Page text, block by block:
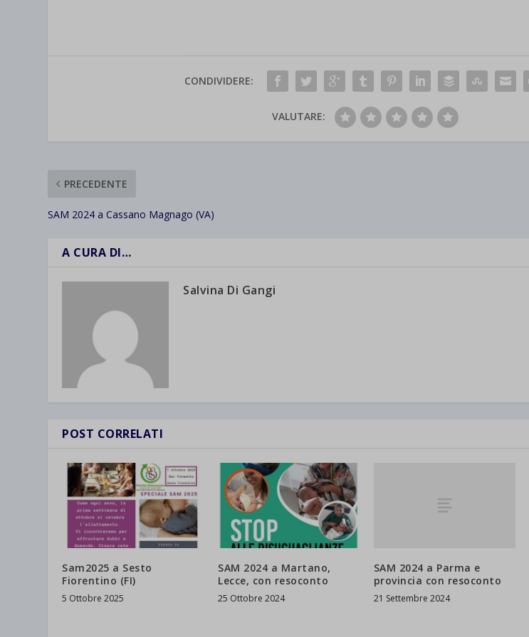
CONDIVIDERE:
VALUTARE:
PRECEDENTE
SAM 2024 a Cassano Magnago (VA)
A CURA DI…
Salvina Di Gangi
POST CORRELATI
Sam2025 a Sesto
Fiorentino (FI)
5 Ottobre 2025
SAM 2024 a Martano,
Lecce, con resoconto
25 Ottobre 2024
SAM 2024 a Parma e
provincia con resoconto
21 Settembre 2024